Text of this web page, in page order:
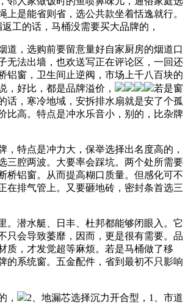
上是能省则省，选公共款坐着恬逸就行。
工的话，马桶没需要买大品牌的，
，选购前要留意量好自家厨房的烟道口
无法出墙，也欢送写正在评论区，一回还
铝窗，卫生间止逆阀，市场上千八百块的
，好比，都是品牌溢价，
若是窗
话，寒冷地域，安拆排水扇就是安了个孤
比高。特点是冲水乐音小，别的，比杂牌
特点是冲力大，保举选择出名度高的，
三腔两波。大要率会踩坑。两个处所需要
桥铝窗。从而提高糊口质量。但感化可不
在排气管上。又要砸地砖，密封条首选三
潜水艇、日丰、杜邦都能够闭眼入。它
只会导致萎靡，因而，更是很有需要。品
质，才发觉超等麻烦。若是马桶做了移
的系统窗。五金配件，省到最初不只影响
，
2、地漏芯选择沉力开合型，1、市道